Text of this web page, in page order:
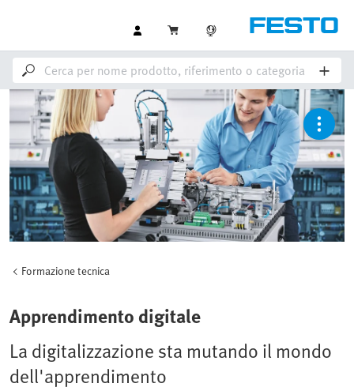
Formazione tecnica
Apprendimento digitale
La digitalizzazione sta mutando il mondo
dell'apprendimento